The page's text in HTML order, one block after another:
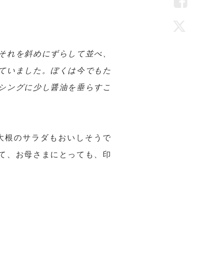
を斜めにずらして並べ、
いました。ぼくは今でもた
ングに少し醤油を垂らすこ
のサラダもおいしそうで
、お母さまにとっても、印